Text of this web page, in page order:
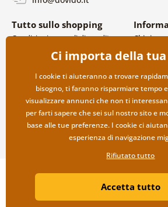
Tutto sullo shopping
Condizioni generali di vendita e
Politica sulla privacy
Opzioni di spedizione e
pagamento
Reso della merce
Chi siamo
FAQ
Contatti
Copyright ©2019 ©
Litvanyi.sk| Negozio
Ci importa della
I cookie ti aiuteranno a trovare
bisogno, ti faranno risparmiare tempo
visualizzare annunci che non ti
per farti sapere che sei sul nostro sito e
base alle tue preferenze. I cookie ci
esperienza di navigazione
Rifiutato tutto
Accetta tutto